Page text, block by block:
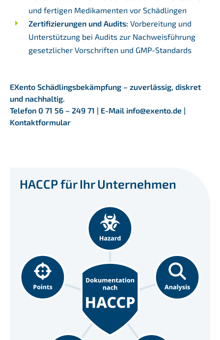
und fertigen Medikamenten vor Schädlingen
Zertifizierungen und Audits: Vorbereitung und
Unterstützung bei Audits zur Nachweisführung
gesetzlicher Vorschriften und GMP-Standards
EXento Schädlingsbekämpfung – zuverlässig, diskret
und nachhaltig.
Telefon 0 71 56 – 249 71 | E-Mail info@exento.de|
Kontaktformular
HACCP für Ihr Unternehmen